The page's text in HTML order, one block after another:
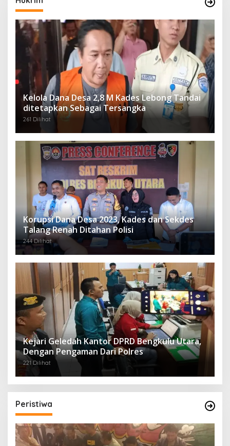
Kelola Dana Desa 2,8 M Kades Lebong Tandai
ditetapkan Sebagai Tersangka
261 Dilihat
Korupsi Dana Desa 2023, Kades dan Sekdes
Talang Renah Ditahan Polisi
244 Dilihat
Kejari Geledah Kantor DPRD Bengkulu Utara,
Dengan Pengaman Dari Polres
221 Dilihat
Peristiwa